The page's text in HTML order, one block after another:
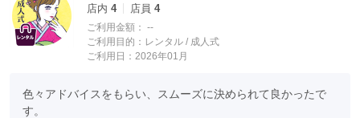
店内 4 店員 4
ご利用金額： --
ご利用目的： レンタル / 成人式
ご利用日：2026年01月
色々アドバイスをもらい、スムーズに決められて良かったで
す。